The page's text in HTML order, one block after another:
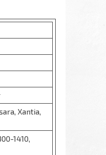
Xantia,
1410,